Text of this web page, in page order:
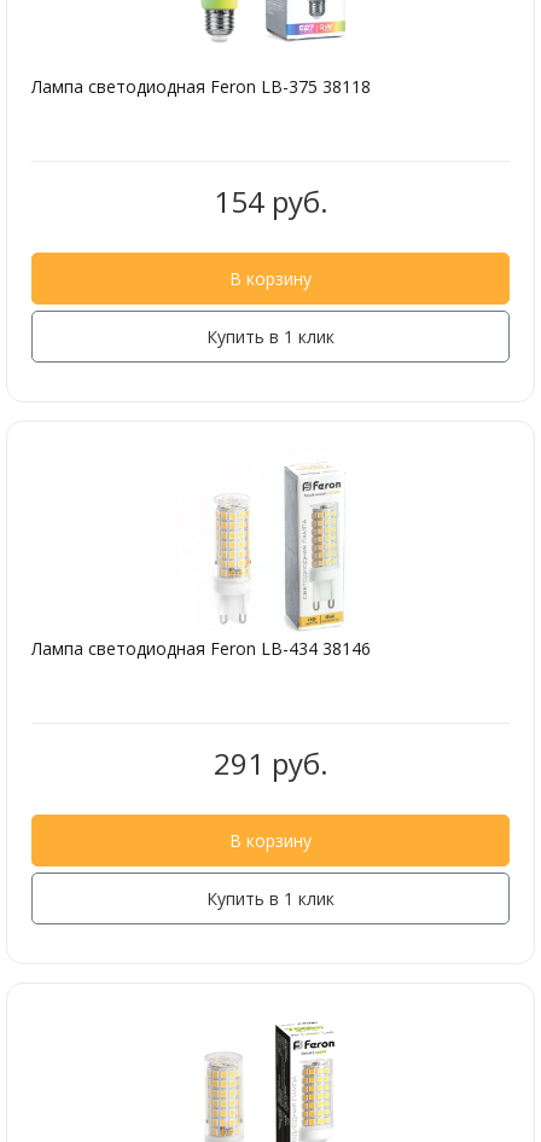
Лампа светодиодная Feron LB-375 38118
154 руб.
В корзину
Купить в 1 клик
Лампа светодиодная Feron LB-434 38146
291 руб.
В корзину
Купить в 1 клик